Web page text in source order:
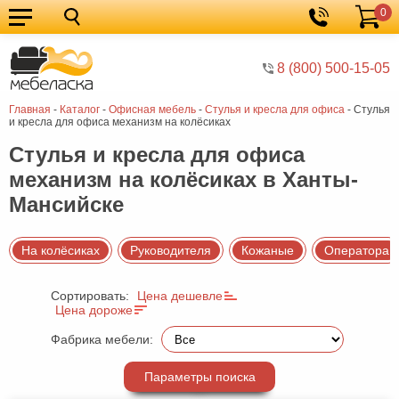
8 (800) 500-15-05
Корзина
0
Главная - Каталог - Офисная мебель - Стулья и кресла для офиса - Стулья
и кресла для офиса механизм на колёсиках
Кухонные
гарнитуры
Мебель
для
кухни
Мебель
для
спальни
Кровати
Шкафы
Диваны
Мягкая
мебель
Детская
гостиную
Стулья и кресла для офиса
механизм на колёсиках в Ханты-
Мансийске
На колёсиках Руководителя Кожаные Оператора
Сортировать:
Цена дешевле
Цена дороже
Фабрика мебели:
Параметры поиска